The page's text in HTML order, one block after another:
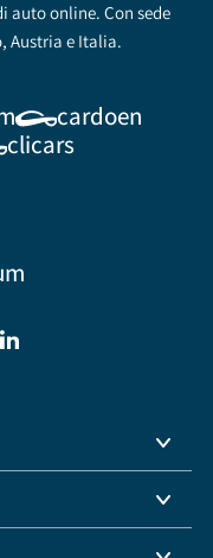
auto online. Con sede
Austria e Italia.
cardoen
clicars